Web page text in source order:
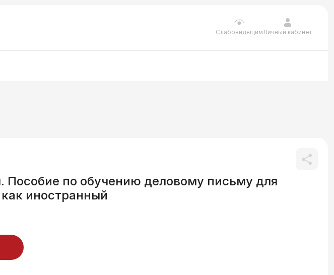
СлабовидящимЛичный кабинет
Пособие по обучению деловому письму для
иностранный